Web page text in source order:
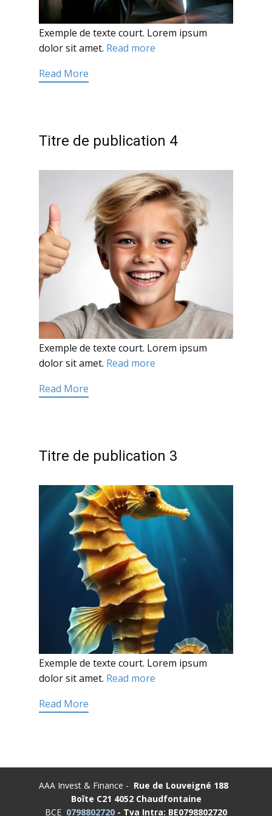
Exemple de texte court. Lorem ipsum
dolor sit amet. Read more
Read More
Titre de publication 4
Exemple de texte court. Lorem ipsum
dolor sit amet. Read more
Read More
Titre de publication 3
Exemple de texte court. Lorem ipsum
dolor sit amet. Read more
Read More
AAA Invest & Finance - Rue de Louveigné 188
Boîte C21 4052 Chaudfontaine
BCE 0798802720 - Tva Intra: BE0798802720